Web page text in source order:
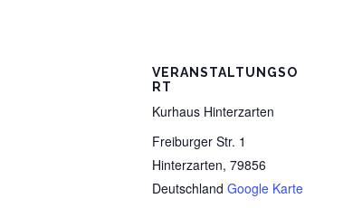
VERANSTALTUNGSO
RT
Kurhaus Hinterzarten
Freiburger Str. 1
Hinterzarten, 79856
Deutschland Google Karte